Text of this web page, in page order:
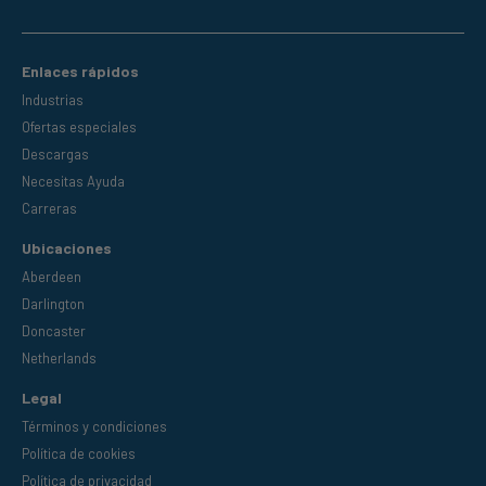
Enlaces rápidos
Industrias
Ofertas especiales
Descargas
Necesitas Ayuda
Carreras
Ubicaciones
Aberdeen
Darlington
Doncaster
Netherlands
Legal
Términos y condiciones
Política de cookies
Política de privacidad